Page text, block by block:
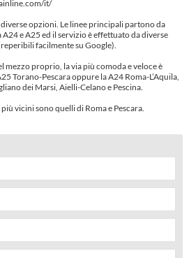
it/
opzioni. Le linee principali partono da
A24 e A25 ed il servizio è effettuato da diverse
facilmente su Google).
mezzo proprio, la via più comoda e veloce è
Torano-Pescara oppure la A24 Roma-L’Aquila,
dei Marsi, Aielli-Celano e Pescina.
vicini sono quelli di Roma e Pescara.